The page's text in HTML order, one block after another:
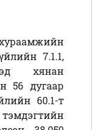
7.1.1,
хянан
56 дугаар
60.1-т